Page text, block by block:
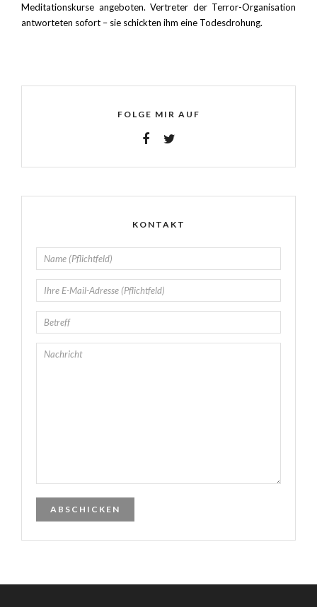
Meditationskurse angeboten. Vertreter der Terror-Organisation
antworteten sofort – sie schickten ihm eine Todesdrohung.
FOLGE MIR AUF
KONTAKT